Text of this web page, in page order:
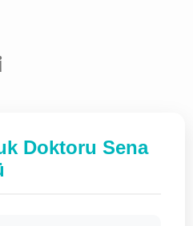
Doktoru Sena